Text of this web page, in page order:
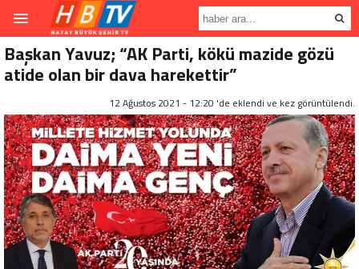
Başkan Yavuz; “AK Parti, kökü mazide gözü
atide olan bir dava harekettir”
12 Ağustos 2021 - 12:20 'de eklendi ve kez görüntülendi.